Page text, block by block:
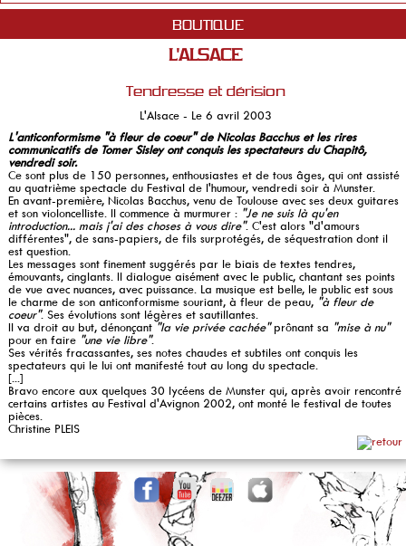
BOUTIQUE
L'ALSACE
Tendresse et dérision
L'Alsace - Le 6 avril 2003
L'anticonformisme "à fleur de coeur" de Nicolas Bacchus et les rires
communicatifs de Tomer Sisley ont conquis les spectateurs du Chapitô,
vendredi soir.
Ce sont plus de 150 personnes, enthousiastes et de tous âges, qui ont assisté
au quatrième spectacle du Festival de l'humour, vendredi soir à Munster.
En avant-première, Nicolas Bacchus, venu de Toulouse avec ses deux guitares
et son violoncelliste. Il commence à murmurer : "Je ne suis là qu'en
introduction... mais j'ai des choses à vous dire". C'est alors "d'amours
différentes", de sans-papiers, de fils surprotégés, de séquestration dont il
est question.
Les messages sont finement suggérés par le biais de textes tendres,
émouvants, cinglants. Il dialogue aisément avec le public, chantant ses points
de vue avec nuances, avec puissance. La musique est belle, le public est sous
le charme de son anticonformisme souriant, à fleur de peau, "à fleur de
coeur". Ses évolutions sont légères et sautillantes.
Il va droit au but, dénonçant "la vie privée cachée"prônant sa "mise à nu"
pour en faire "une vie libre".
Ses vérités fracassantes, ses notes chaudes et subtiles ont conquis les
spectateurs qui le lui ont manifesté tout au long du spectacle.
[...]
Bravo encore aux quelques 30 lycéens de Munster qui, après avoir rencontré
certains artistes au Festival d'Avignon 2002, ont monté le festival de toutes
pièces.
Christine PLEIS